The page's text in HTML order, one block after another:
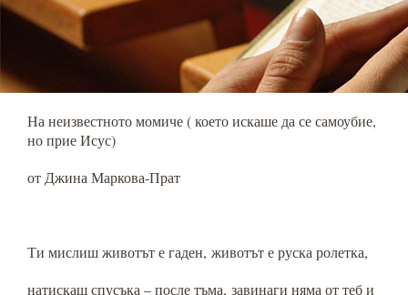
На неизвестното момиче ( което искаше да се самоубие,
но прие Исус)
от Джина Маркова-Прат
Ти мислиш животът е гаден, животът е руска ролетка,
натискаш спусъка – после тъма, завинаги няма от теб и